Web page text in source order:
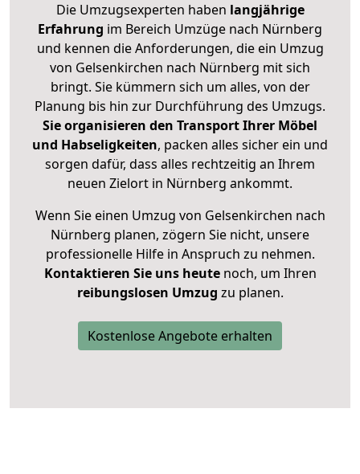
Die Umzugsexperten haben langjährige
Erfahrung im Bereich Umzüge nach Nürnberg
und kennen die Anforderungen, die ein Umzug
von Gelsenkirchen nach Nürnberg mit sich
bringt. Sie kümmern sich um alles, von der
Planung bis hin zur Durchführung des Umzugs.
Sie organisieren den Transport Ihrer Möbel
und Habseligkeiten, packen alles sicher ein und
sorgen dafür, dass alles rechtzeitig an Ihrem
neuen Zielort in Nürnberg ankommt.
Wenn Sie einen Umzug von Gelsenkirchen nach
Nürnberg planen, zögern Sie nicht, unsere
professionelle Hilfe in Anspruch zu nehmen.
Kontaktieren Sie uns heutenoch, um Ihren
reibungslosen Umzug zu planen.
Kostenlose Angebote erhalten